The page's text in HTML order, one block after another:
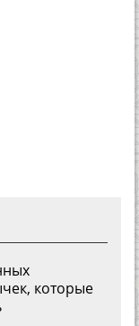
которые